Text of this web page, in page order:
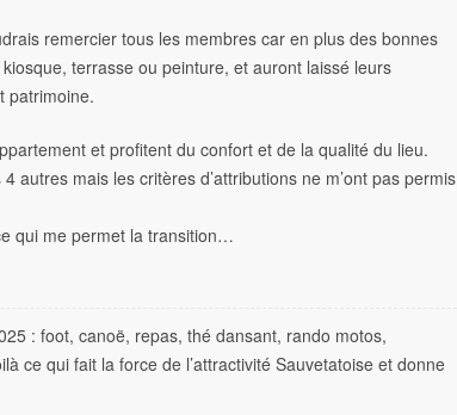
remercier tous les membres car en plus des bonnes
terrasse ou peinture, et auront laissé leurs
patrimoine.
et profitent du confort et de la qualité du lieu.
autres mais les critères d’attributions ne m’ont pas permis
qui me permet la transition…
: foot, canoë, repas, thé dansant, rando motos,
ce qui fait la force de l’attractivité Sauvetatoise et donne